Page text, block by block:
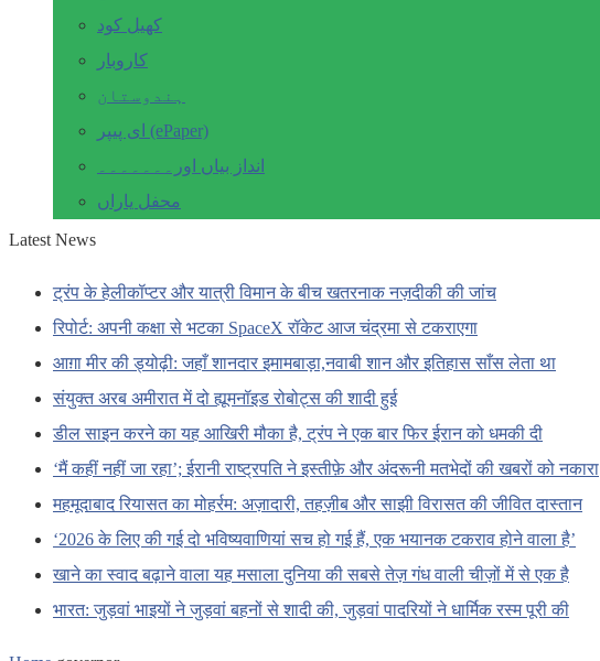
کھیل کود
کاروبار
ہندوستان
ای پیپر (ePaper)
انداز بیاں اور۔۔۔۔۔۔۔
محفل یاراں
Latest News
ट्रंप के हेलीकॉप्टर और यात्री विमान के बीच खतरनाक नज़दीकी की जांच
रिपोर्ट: अपनी कक्षा से भटका SpaceX रॉकेट आज चंद्रमा से टकराएगा
आग़ा मीर की ड्योढ़ी: जहाँ शानदार इमामबाड़ा,नवाबी शान और इतिहास साँस लेता था
संयुक्त अरब अमीरात में दो ह्यूमनॉइड रोबोट्स की शादी हुई
डील साइन करने का यह आखिरी मौका है, ट्रंप ने एक बार फिर ईरान को धमकी दी
‘मैं कहीं नहीं जा रहा’; ईरानी राष्ट्रपति ने इस्तीफ़े और अंदरूनी मतभेदों की खबरों को नकारा
महमूदाबाद रियासत का मोहर्रम: अज़ादारी, तहज़ीब और साझी विरासत की जीवित दास्तान
‘2026 के लिए की गई दो भविष्यवाणियां सच हो गई हैं, एक भयानक टकराव होने वाला है’
खाने का स्वाद बढ़ाने वाला यह मसाला दुनिया की सबसे तेज़ गंध वाली चीज़ों में से एक है
भारत: जुड़वां भाइयों ने जुड़वां बहनों से शादी की, जुड़वां पादरियों ने धार्मिक रस्म पूरी की